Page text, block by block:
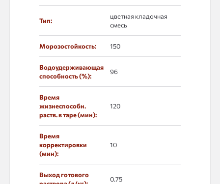
Тип:
цветная кладочная
смесь
Морозостойкость: 150
Водоудерживающая
способность (%):
96
Время
жизнеспособн.
раств. в таре (мин):
120
Время
корректировки
(мин):
10
Выход готового
0.75